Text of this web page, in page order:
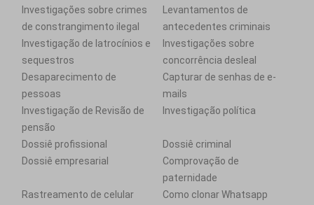
Investigações sobre crimes
de constrangimento ilegal
Levantamentos de
antecedentes criminais
Investigação de latrocínios e
sequestros
Investigações sobre
concorrência desleal
Desaparecimento de
pessoas
Capturar de senhas de e-
mails
Investigação de Revisão de
pensão
Investigação política
Dossiê profissional
Dossiê criminal
Dossiê empresarial
Comprovação de
paternidade
Rastreamento de celular
Como clonar Whatsapp